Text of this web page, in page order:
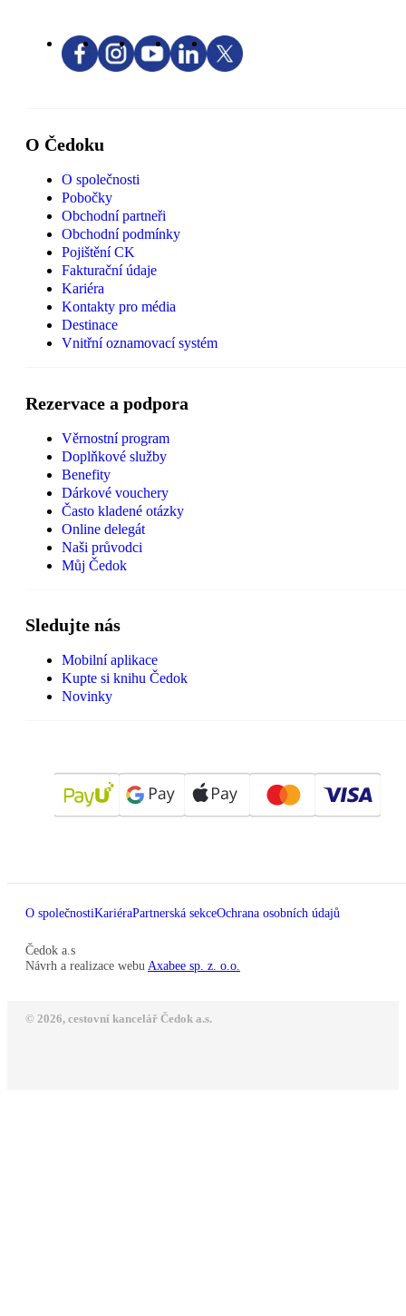
O Čedoku
O společnosti
Pobočky
Obchodní partneři
Obchodní podmínky
Pojištění CK
Fakturační údaje
Kariéra
Kontakty pro média
Destinace
Vnitřní oznamovací systém
Rezervace a podpora
Věrnostní program
Doplňkové služby
Benefity
Dárkové vouchery
Často kladené otázky
Online delegát
Naši průvodci
Můj Čedok
Sledujte nás
Mobilní aplikace
Kupte si knihu Čedok
Novinky
O společnostiKariéraPartnerská sekceOchrana osobních údajů
Čedok a.s
Návrh a realizace webu Axabee sp. z. o.o.
© 2026, cestovní kancelář Čedok a.s.